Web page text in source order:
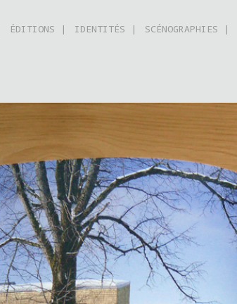
ÉDITIONS | IDENTITÉS | SCÉNOGRAPHIES |